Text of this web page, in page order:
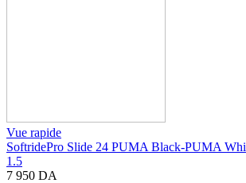
Vue rapide
SoftridePro Slide 24 PUMA Black-PUMA Whi
1.5
7 950 DA